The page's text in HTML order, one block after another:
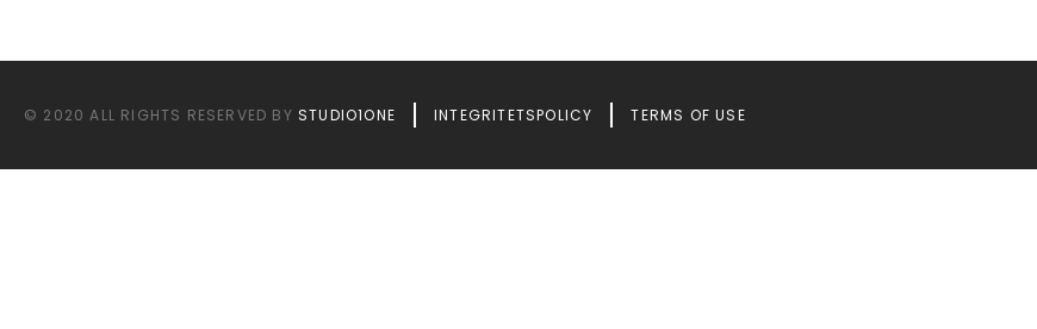
© 2020 ALL RIGHTS RESERVED BY STUDIO1ONE INTEGRITETSPOLICY TERMS OF USE